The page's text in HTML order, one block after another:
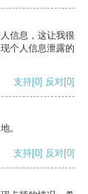
信息，这让我很
个人信息泄露的
支持[0] 反对[0]
。
支持[0] 反对[0]